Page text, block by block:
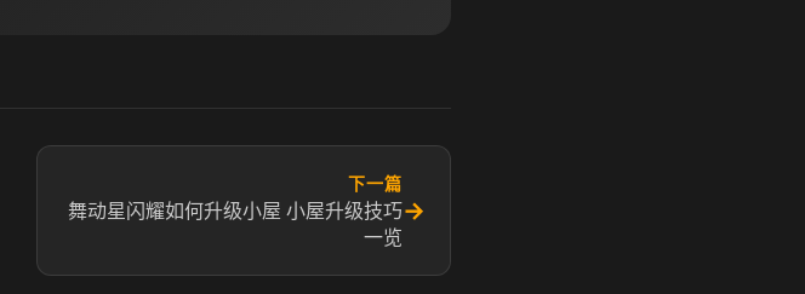
下一篇
舞动星闪耀如何升级小屋 小屋升级技巧
一览
→